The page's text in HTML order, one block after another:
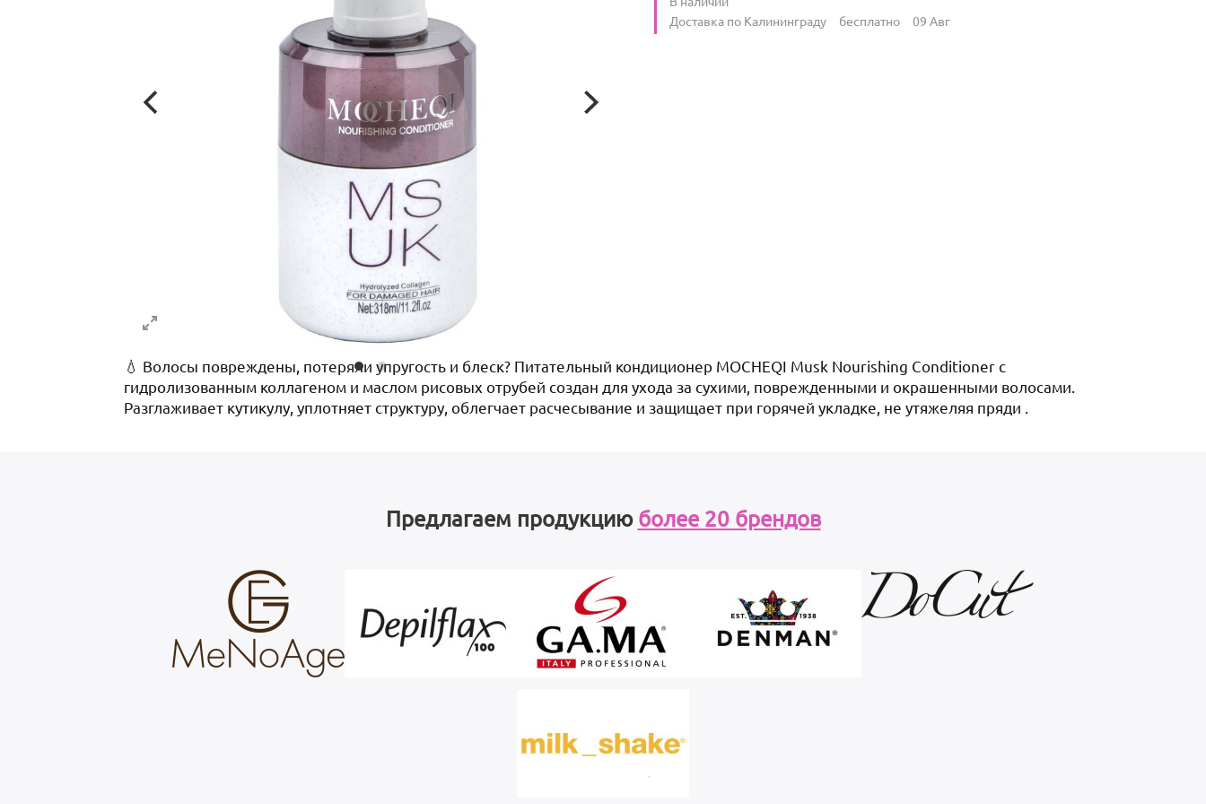
Условия доставки
Доставка по Калининграду бесплатно 09 Авг
💧 Волосы повреждены, потеряли упругость и блеск? Питательный кондиционер MOCHEQI Musk Nourishing Conditioner с
гидролизованным коллагеном и маслом рисовых отрубей создан для ухода за сухими, поврежденными и окрашенными волосами.
Разглаживает кутикулу, уплотняет структуру, облегчает расчесывание и защищает при горячей укладке, не утяжеляя пряди .
Предлагаем продукцию более 20 брендов